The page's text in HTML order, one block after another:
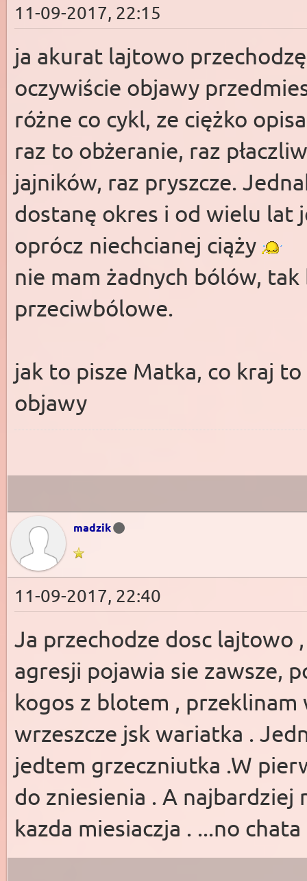
11-09-2017, 22:15
ja akurat lajtowo
oczywiście objawy
różne co cykl, ze ciężko
raz to obżeranie, raz
jajników, raz pryszcze.
dostanę okres i od wielu lat
oprócz niechcianej ciąży
nie mam żadnych bólów, tak
przeciwbólowe.
jak to pisze Matka, co kraj
objawy
madzik
11-09-2017, 22:40
Ja przechodze dosc lajtowo
agresji pojawia sie zawsze,
kogos z blotem ,
wrzeszcze jsk wariatka .
jedtem grzeczniutka .W
do zniesienia . A najbardziej
kazda miesiaczja . ...no